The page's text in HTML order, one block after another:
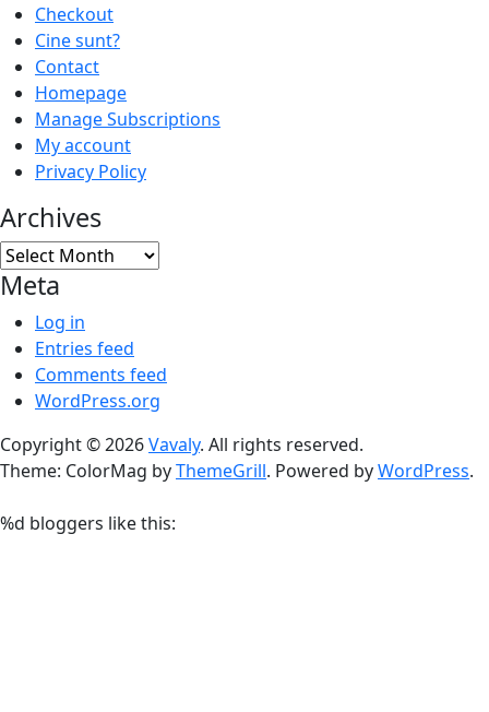
Checkout
Cine sunt?
Contact
Homepage
Manage Subscriptions
My account
Privacy Policy
Archives
Archives
Meta
Log in
Entries feed
Comments feed
WordPress.org
Copyright © 2026Vavaly. All rights reserved.
Theme: ColorMag byThemeGrill. Powered byWordPress.
%d bloggers like this: